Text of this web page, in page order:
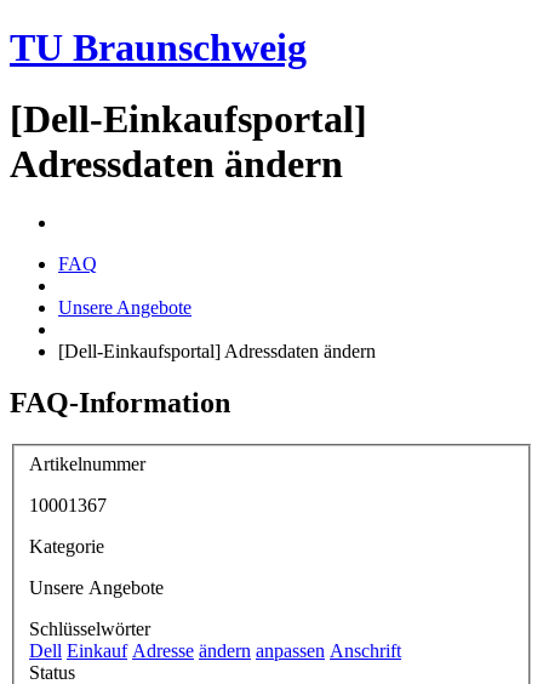
TU Braunschweig
[Dell-Einkaufsportal]
Adressdaten ändern
FAQ
Unsere Angebote
[Dell-Einkaufsportal] Adressdaten ändern
FAQ-Information
Artikelnummer
10001367
Kategorie
Unsere Angebote
Schlüsselwörter
Dell Einkauf Adresse ändern anpassen Anschrift
Status